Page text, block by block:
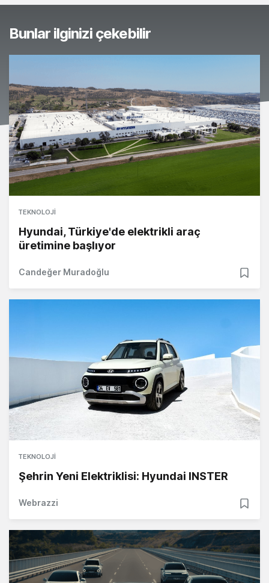
Bunlar ilginizi çekebilir
TEKNOLOJI
Hyundai, Türkiye'de elektrikli araç
üretimine başlıyor
Candeğer Muradoğlu
TEKNOLOJI
Şehrin Yeni Elektriklisi: Hyundai INSTER
Webrazzi